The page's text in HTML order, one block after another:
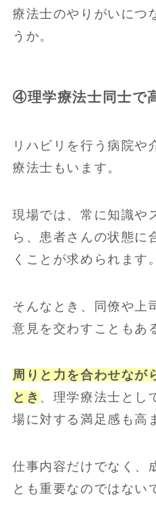
療法士のやりがいにつ
うか。
④理学療法士同士で
リハビリを行う病院や
療法士もいます。
現場では、常に知識や
ら、患者さんの状態に
くことが求められます。
そんなとき、同僚や上
意見を交わすこともあ
周りと力を合わせなが
とき 、理学療法士とし
場に対する満足感も高
仕事内容だけでなく、
とも重要なのではない